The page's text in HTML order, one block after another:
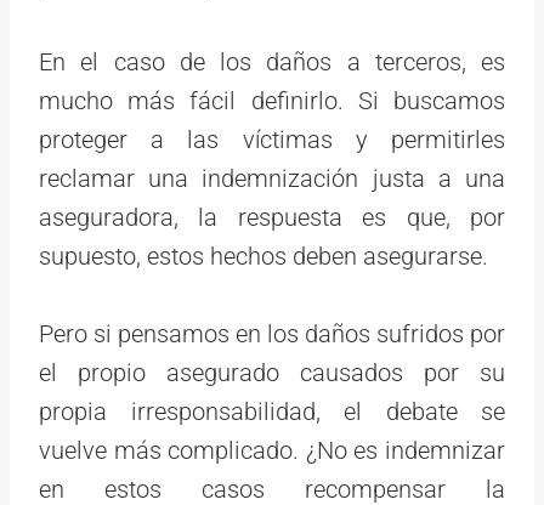
En el caso de los daños a terceros, es
mucho más fácil definirlo. Si buscamos
proteger a las víctimas y permitirles
reclamar una indemnización justa a una
aseguradora, la respuesta es que, por
supuesto, estos hechos deben asegurarse.
Pero si pensamos en los daños sufridos por
el propio asegurado causados por su
propia irresponsabilidad, el debate se
vuelve más complicado. ¿No es indemnizar
en estos casos recompensar la